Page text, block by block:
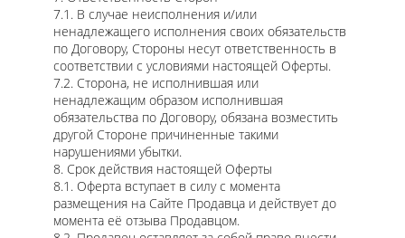
7.1. В случае неисполнения и/или
ненадлежащего исполнения своих обязательств
по Договору, Стороны несут ответственность в
соответствии с условиями настоящей Оферты.
7.2. Сторона, не исполнившая или
ненадлежащим образом исполнившая
обязательства по Договору, обязана возместить
другой Стороне причиненные такими
нарушениями убытки.
8. Срок действия настоящей Оферты
8.1. Оферта вступает в силу с момента
размещения на Сайте Продавца и действует до
момента её отзыва Продавцом.